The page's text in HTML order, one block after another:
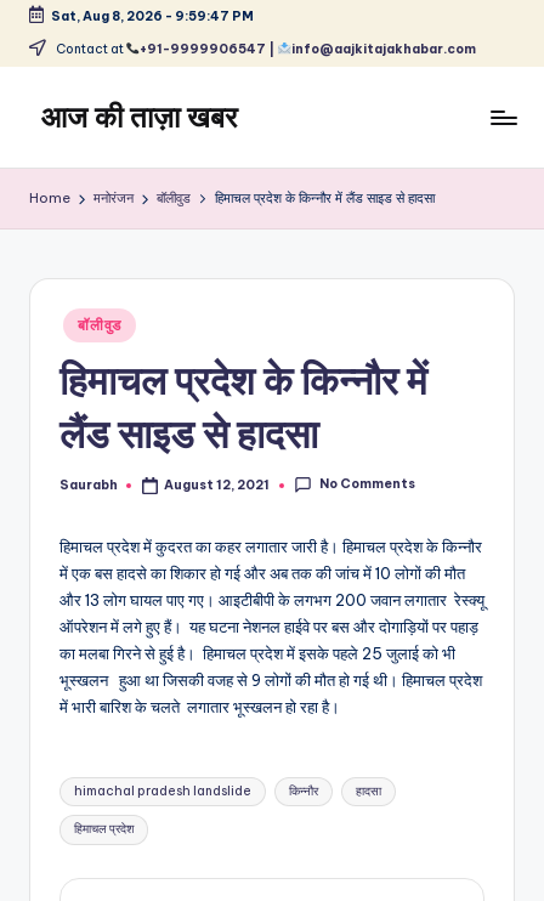
Skip
content
Sat, Aug 8, 2026 - 9:59:48 PM
Contact at +91-9999906547 | info@aajkitajakhabar.com
आज की ताज़ा खबर
मनोरंजन,
व्यापार
विश्व
Home मनोरंजन बॉलीवुड हिमाचल प्रदेश के किन्नौर में लैंड साइड से हादसा
Posted
in
बॉलीवुड
हिमाचल प्रदेश के किन्नौर में
लैंड साइड से हादसा
Posted
Saurabh August 12, 2021 No Comments
हिमाचल प्रदेश में कुदरत का कहर लगातार जारी है। हिमाचल प्रदेश के किन्नौर
में एक बस हादसे का शिकार हो गई और अब तक की जांच में 10 लोगों की मौत
और 13 लोग घायल पाए गए। आइटीबीपी के लगभग 200 जवान लगातार रेस्क्यू
ऑपरेशन में लगे हुए हैं। यह घटना नेशनल हाईवे पर बस और दोगाड़ियों पर पहाड़
का मलबा गिरने से हुई है। हिमाचल प्रदेश में इसके पहले 25 जुलाई को भी
भूस्खलन हुआ था जिसकी वजह से 9 लोगों की मौत हो गई थी। हिमाचल प्रदेश
में भारी बारिश के चलते लगातार भूस्खलन हो रहा है।
Tags:
himachal pradesh landslide किन्नौर हादसा
हिमाचल प्रदेश